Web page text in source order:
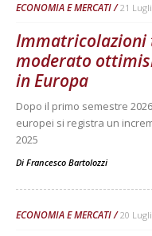
ECONOMIA E MERCATI 21
moderato
in Europa
Dopo il primo semestre
europei si registra un
2025
Di Francesco Bartolozzi
ECONOMIA E MERCATI 20